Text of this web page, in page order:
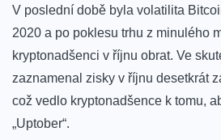
V poslední době byla volatilita
2020 a po poklesu trhu z minulého
kryptonadšenci v říjnu obrat. Ve
zaznamenal zisky v říjnu desetkrát
což vedlo kryptonadšence k tomu,
„Uptober“.